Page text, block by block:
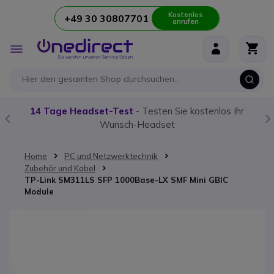
Zum Inhalt springen+49 30 30807701 Kostenlos
anrufen
Navigation
umschalten
14 Tage Headset-Test - Testen Sie kostenlos Ihr
Wunsch-Headset
Home
PC und Netzwerktechnik
Zubehör und Kabel
TP-Link SM311LS SFP 1000Base-LX SMF Mini GBIC
Module